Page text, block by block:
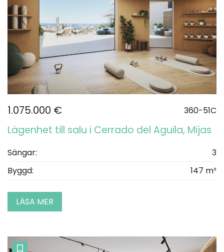
1.075.000 € 360-51C
Lägenhet till salu i Cerrado del Aguila, Mijas
Sängar:
3
Byggd:
147 m²
LÄSA MER